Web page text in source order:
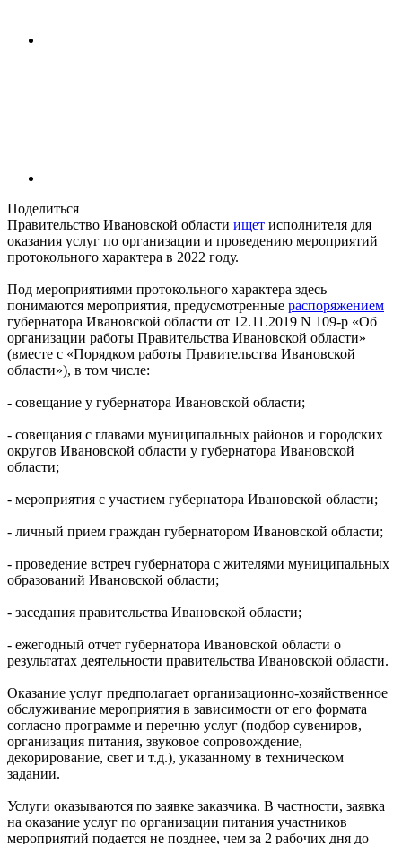
Поделиться
Правительство Ивановской области ищет исполнителя для
оказания услуг по организации и проведению мероприятий
протокольного характера в 2022 году.
Под мероприятиями протокольного характера здесь
понимаются мероприятия, предусмотренные распоряжением
губернатора Ивановской области от 12.11.2019 N 109-р «Об
организации работы Правительства Ивановской области»
(вместе с «Порядком работы Правительства Ивановской
области»), в том числе:
- совещание у губернатора Ивановской области;
- совещания с главами муниципальных районов и городских
округов Ивановской области у губернатора Ивановской
области;
- мероприятия с участием губернатора Ивановской области;
- личный прием граждан губернатором Ивановской области;
- проведение встреч губернатора с жителями муниципальных
образований Ивановской области;
- заседания правительства Ивановской области;
- ежегодный отчет губернатора Ивановской области о
результатах деятельности правительства Ивановской области.
Оказание услуг предполагает организационно-хозяйственное
обслуживание мероприятия в зависимости от его формата
согласно программе и перечню услуг (подбор сувениров,
организация питания, звуковое сопровождение,
декорирование, свет и т.д.), указанному в техническом
задании.
Услуги оказываются по заявке заказчика. В частности, заявка
на оказание услуг по организации питания участников
мероприятий подается не позднее, чем за 2 рабочих дня до